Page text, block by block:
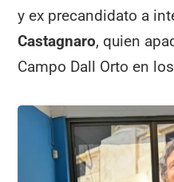
y ex precandidato a
Castagnaro, quien
Campo Dall Orto en